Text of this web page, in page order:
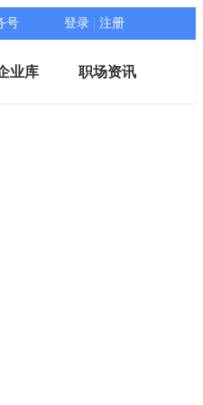
号 登录 注册
业库 职场资讯